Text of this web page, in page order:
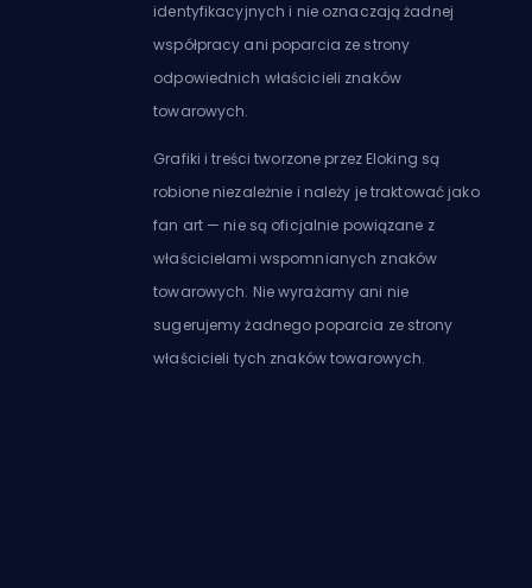
identyfikacyjnych i nie oznaczają żadnej
współpracy ani poparcia ze strony
odpowiednich właścicieli znaków
towarowych.
Grafiki i treści tworzone przez Eloking są
robione niezależnie i należy je traktować jako
fan art — nie są oficjalnie powiązane z
właścicielami wspomnianych znaków
towarowych. Nie wyrażamy ani nie
sugerujemy żadnego poparcia ze strony
właścicieli tych znaków towarowych.